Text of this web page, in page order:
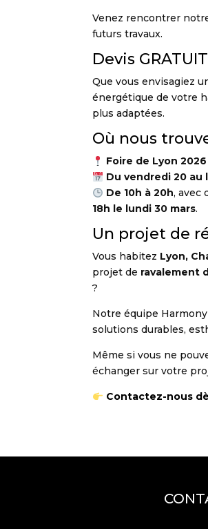
Venez rencontrer
futurs travaux.
Devis
Que vous envisagiez
énergétique de votre
plus adaptées.
Où nous
Foire de Lyon
Du vendredi 20 au
De 10h à 20h, avec
18h le lundi 30 mars.
Un projet de
Vous habitez Lyon,
projet de ravalement
?
Notre équipe
solutions durables,
Même si vous ne
échanger sur votre
Contactez-nous